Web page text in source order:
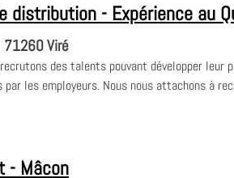
distribution - Expérience au
71260 Viré
des talents pouvant développer leur
les employeurs. Nous nous attachons à
- Mâcon